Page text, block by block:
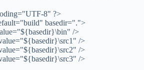
8" ?>
basedir=".">
/>
/>
/>
/>